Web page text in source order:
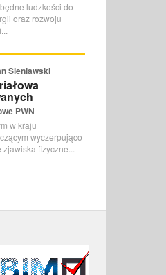
ludzkości do
oraz rozwoju
Sieniawski
PWN
w kraju
wyczerpująco
fizyczne...